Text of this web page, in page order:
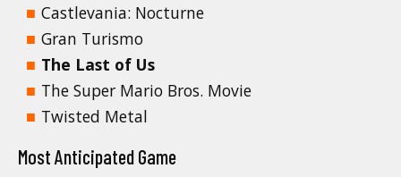
Castlevania: Nocturne
Gran Turismo
The Last of Us
The Super Mario Bros. Movie
Twisted Metal
Most Anticipated Game